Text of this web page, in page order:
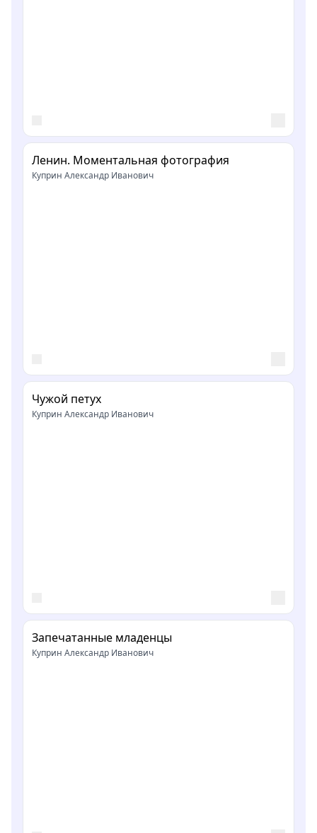
Ленин. Моментальная фотография
Куприн Александр Иванович
Чужой петух
Куприн Александр Иванович
Запечатанные младенцы
Куприн Александр Иванович